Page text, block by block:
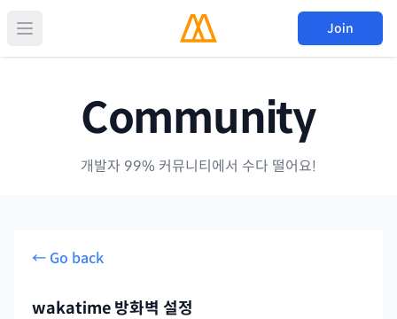
Join
Community
개발자 99% 커뮤니티에서 수다 떨어요!
← Go back
wakatime 방화벽 설정